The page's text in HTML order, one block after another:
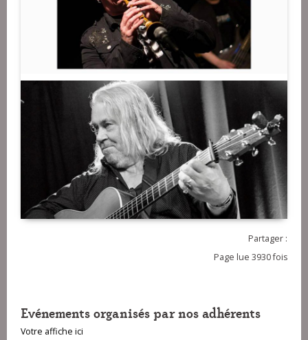
Partager :
Page lue 3930 fois
Evénements organisés par nos adhérents
Votre affiche ici